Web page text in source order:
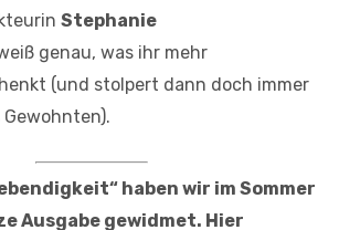
Stephanie
genau, was ihr mehr
(und stolpert dann doch immer
haben wir im Sommer
Ausgabe gewidmet. Hier